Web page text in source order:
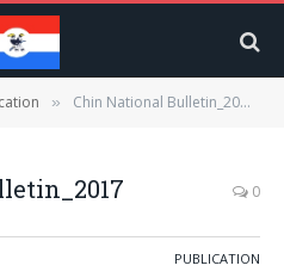
» Chin National Bulletin_2017
0
PUBLICATION